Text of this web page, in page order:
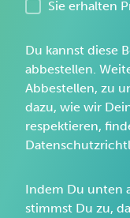
Sie erhalten
Du kannst diese
abbestellen.
Abbestellen, zu
dazu, wie wir
respektieren,
Indem Du unten
stimmst Du zu,